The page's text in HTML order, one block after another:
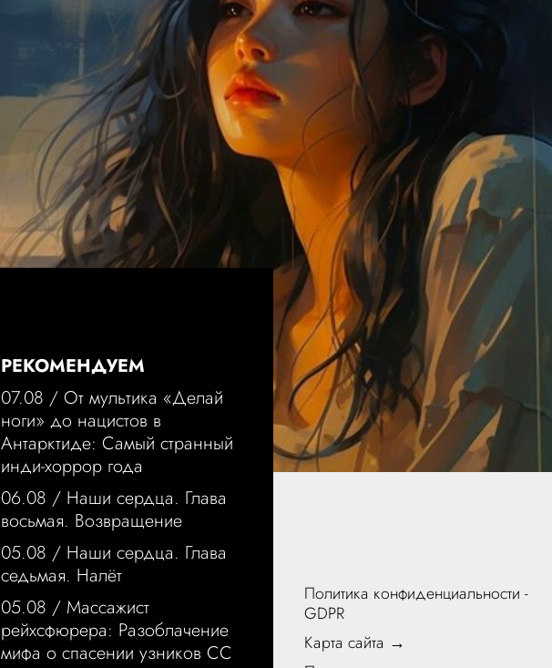
РЕКОМЕНДУЕМ
07.08 / От мультика «Делай
ноги» до нацистов в
Антарктиде: Самый странный
инди-хоррор года
06.08 / Наши сердца. Глава
восьмая. Возвращение
05.08 / Наши сердца. Глава
седьмая. Налёт
05.08 / Массажист
рейхсфюрера: Разоблачение
мифа о спасении узников СС
Политика конфиденциальности -
GDPR
Карта сайта →